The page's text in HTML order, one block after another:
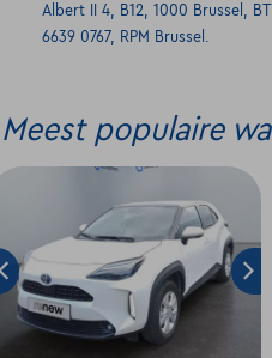
Albert II 4, B12, 1000 Brussel,
6639 0767, RPM Brussel.
Meest populaire